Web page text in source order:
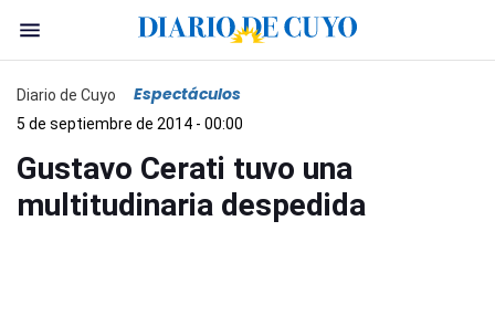
Diario de Cuyo Espectáculos
5 de septiembre de 2014 - 00:00
Gustavo Cerati tuvo una
multitudinaria despedida